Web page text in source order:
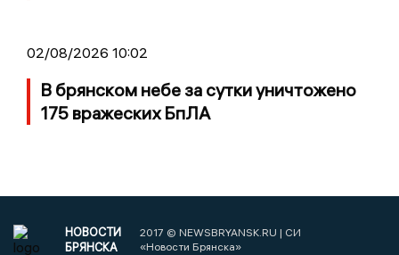
02/08/2026 10:02
В брянском небе за сутки уничтожено
175 вражеских БпЛА
НОВОСТИ
БРЯНСКА
2017 © NEWSBRYANSK.RU | СИ
«Новости Брянска»